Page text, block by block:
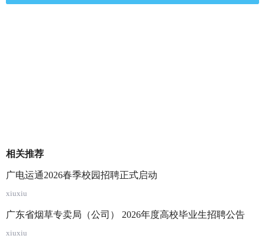
相关推荐
广电运通2026春季校园招聘正式启动
xiuxiu
广东省烟草专卖局（公司） 2026年度高校毕业生招聘公告
xiuxiu